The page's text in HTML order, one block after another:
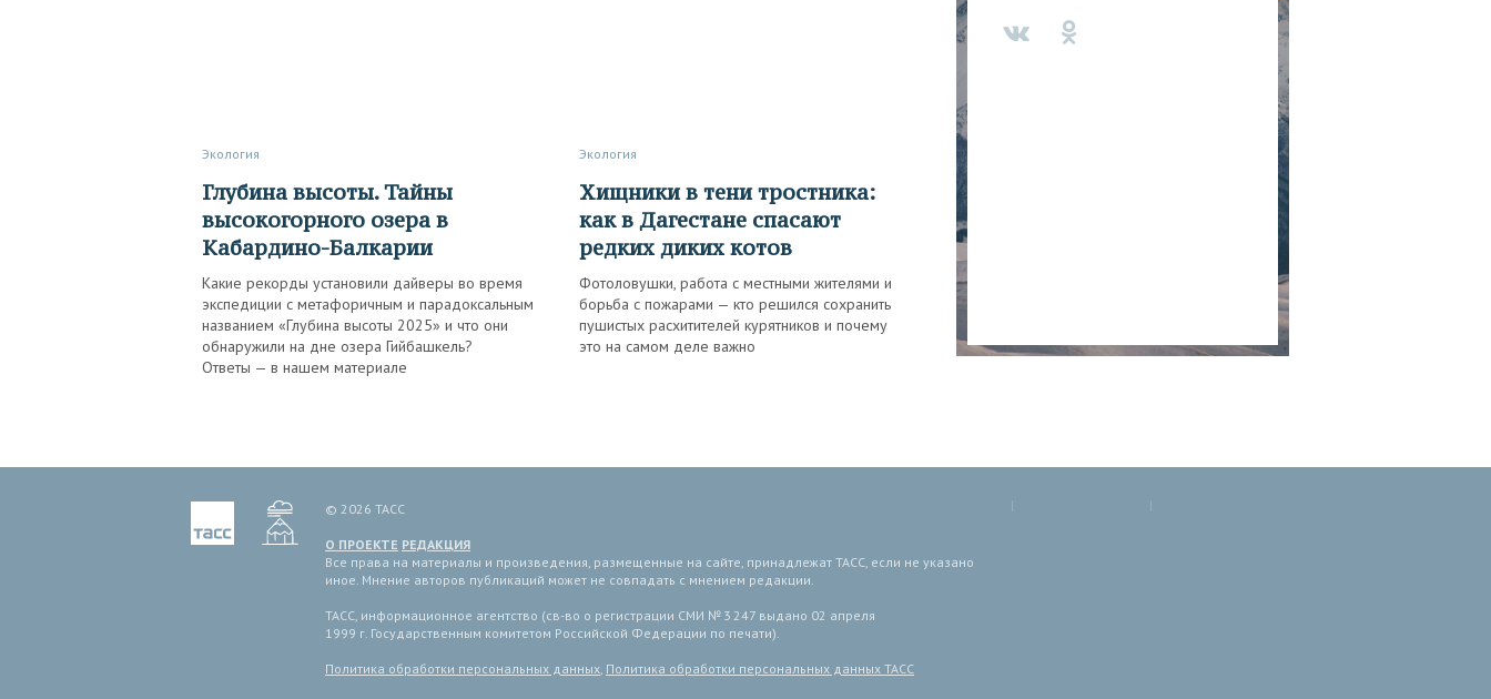
Экология
Глубина высоты. Тайны
высокогорного озера в
Кабардино-Балкарии
Какие рекорды установили дайверы во время
экспедиции с метафоричным и парадоксальным
названием «Глубина высоты 2025» и что они
обнаружили на дне озера Гийбашкель?
Ответы — в нашем материале
Экология
Хищники в тени тростника:
как в Дагестане спасают
редких диких котов
Фотоловушки, работа с местными жителями и
борьба с пожарами — кто решился сохранить
пушистых расхитителей курятников и почему
это на самом деле важно
© 2026 ТАСС
О ПРОЕКТЕ РЕДАКЦИЯ
Все права на материалы и произведения, размещенные на сайте, принадлежат ТАСС, если не указано
иное. Мнение авторов публикаций может не совпадать с мнением редакции.
ТАСС, информационное агентство (св-во о регистрации СМИ № 3 247 выдано 02 апреля
1999 г. Государственным комитетом Российской Федерации по печати).
Политика обработки персональных данных Политика обработки персональных данных ТАСС